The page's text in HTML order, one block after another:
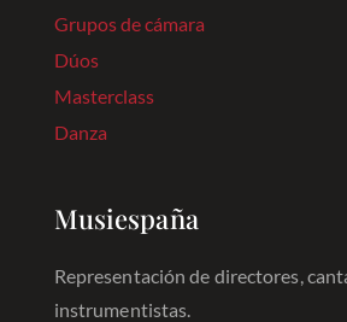
Grupos de cámara
Dúos
Masterclass
Danza
Musiespaña
Representación de directores,
instrumentistas.